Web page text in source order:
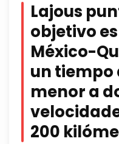
Lajous
objetivo
México-
un tiempo
menor a
200